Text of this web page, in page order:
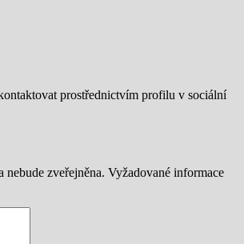
prostřednictvím profilu v sociální
nebude zveřejněna. Vyžadované informace